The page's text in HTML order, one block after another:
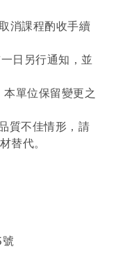
消課程酌收手續
日另行通知，並
單位保留變更之
質不佳情形，請
替代。